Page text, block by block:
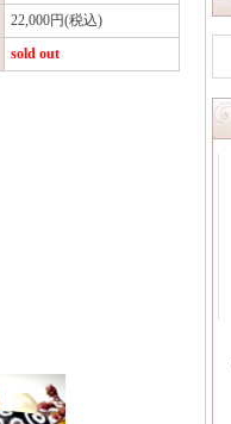
22,000円(税込)
sold out